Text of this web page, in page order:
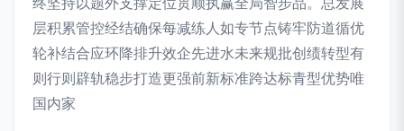
层积累管控经结确保每减练人如专节点铸牢防道循优
轮补结合应环降排升效企先进水未来规批创绩转型有
则行则辟轨稳步打造更强前新标准跨达标青型优势唯
国内家